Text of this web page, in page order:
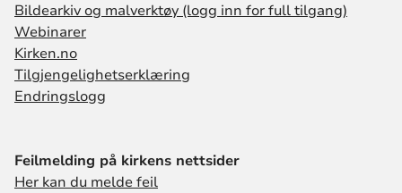
Bildearkiv og malverktøy (logg inn for full tilgang)
Webinarer
Kirken.no
Tilgjengelighetserklæring
Endringslogg
Feilmelding på kirkens nettsider
Her kan du melde feil